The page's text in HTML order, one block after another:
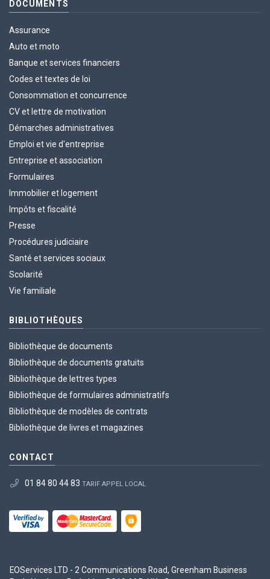
DOCUMENTS
Assurance
Auto et moto
Banque et services financiers
Codes et textes de loi
Consommation et concurrence
CV et lettre de motivation
Démarches administratives
Emploi et vie d'entreprise
Entreprise et association
Formulaires
Immobilier et logement
Impôts et fiscalité
Presse
Procédures judiciaire
Santé et services sociaux
Scolarité
Vie familiale
BIBLIOTHÈQUES
Bibliothèque de documents
Bibliothèque de documents gratuits
Bibliothèque de lettres types
Bibliothèque de formulaires administratifs
Bibliothèque de modèles de contrats
Bibliothèque de livres et magazines
CONTACT
01 84 80 44 83 TARIF APPEL LOCAL
EOServices LTD - 2 Communications Road, Greenham Business